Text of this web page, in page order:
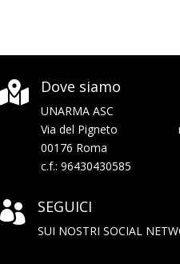
 Dove siamo
UNARMA ASC
Via del Pigneto n.
00176 Roma
c.f.: 96430430585
 SEGUICI
SUI NOSTRI SOCIAL